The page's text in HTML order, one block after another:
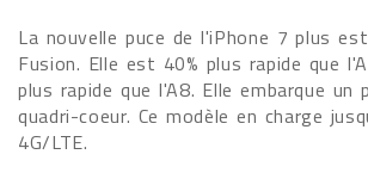
La nouvelle puce de l'iPhone 7 plus
Fusion. Elle est 40% plus rapide que
plus rapide que l'A8. Elle embarque un
quadri-coeur. Ce modèle en charge
4G/LTE.